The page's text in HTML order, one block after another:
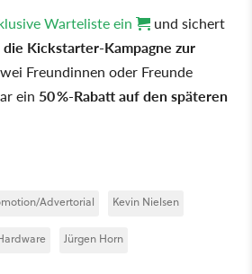
Warteliste ein
und sichert
die Kickstarter-Kampagne zur
Freundinnen oder Freunde
ein 50 %-Rabatt auf den späteren
Advertorial Kevin Nielsen
Jürgen Horn